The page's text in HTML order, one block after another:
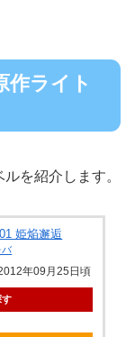
作ライト
を紹介します。
姫焔邂逅
バ
年09月25日頃
す